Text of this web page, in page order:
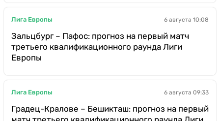
Лига Европы 6 августа 10:08
Зальцбург – Пафос: прогноз на первый матч
третьего квалификационного раунда Лиги
Европы
Лига Европы 6 августа 09:33
Градец-Кралове – Бешикташ: прогноз на первый